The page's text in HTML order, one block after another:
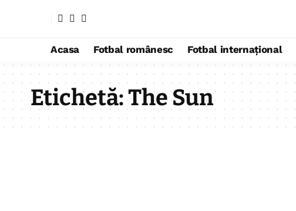
Acasa Fotbal românesc Fotbal internațional
Etichetă:The Sun